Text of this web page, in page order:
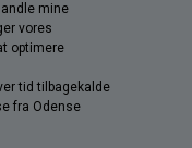
mine
vores
optimere
tid tilbagekalde
fra Odense